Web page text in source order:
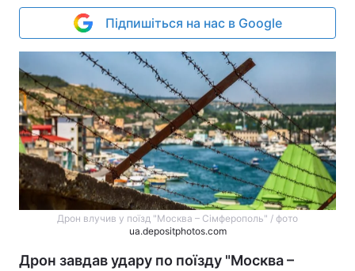
Підпишіться на нас в Google
Дрон влучив у поїзд "Москва – Сімферополь" / фото
ua.depositphotos.com
Дрон завдав удару по поїзду "Москва –